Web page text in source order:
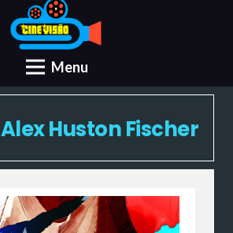
Menu
Alex Huston Fischer